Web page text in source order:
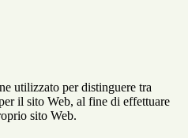
utilizzato per distinguere tra
il sito Web, al fine di effettuare
sito Web.